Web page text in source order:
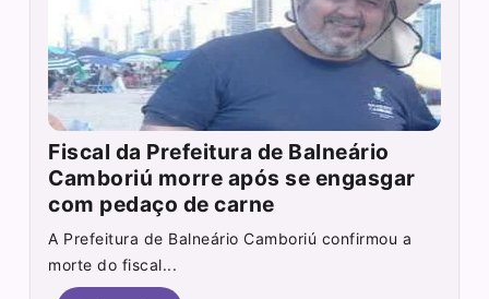
Fiscal da Prefeitura de Balneário
Camboriú morre após se engasgar
com pedaço de carne
A Prefeitura de Balneário Camboriú confirmou a
morte do fiscal...